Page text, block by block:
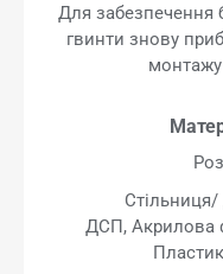
Для забезпечення
гвинти знову
монтажу
ДСП, Акрилова